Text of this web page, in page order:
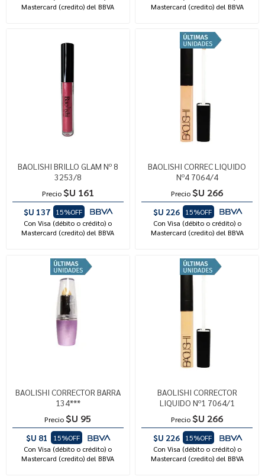
Mastercard (credito) del BBVA
Mastercard (credito) del BBVA
BAOLISHI BRILLO GLAM Nº 8
3253/8
Precio $U 161
$U 137
15%OFF
Con Visa (débito o crédito) o
Mastercard (credito) del BBVA
BAOLISHI CORREC LIQUIDO
Nº4 7064/4
Precio $U 266
$U 226
15%OFF
Con Visa (débito o crédito) o
Mastercard (credito) del BBVA
BAOLISHI CORRECTOR BARRA
134***
Precio $U 95
$U 81
15%OFF
Con Visa (débito o crédito) o
Mastercard (credito) del BBVA
BAOLISHI CORRECTOR
LIQUIDO Nº1 7064/1
Precio $U 266
$U 226
15%OFF
Con Visa (débito o crédito) o
Mastercard (credito) del BBVA